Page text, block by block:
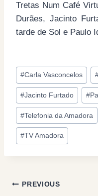
Tretas Num Café
Durães, Jacinto
tarde de Sol e Paulo
Post
Tags:
#Carla Vasconcelos
#Jacinto Furtado #
#Telefonia da Amadora
#TV Amadora
PostPREVIOUS